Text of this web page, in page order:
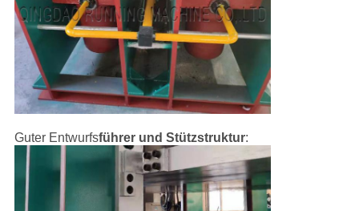
Guter Entwurfsführer und Stützstruktur: